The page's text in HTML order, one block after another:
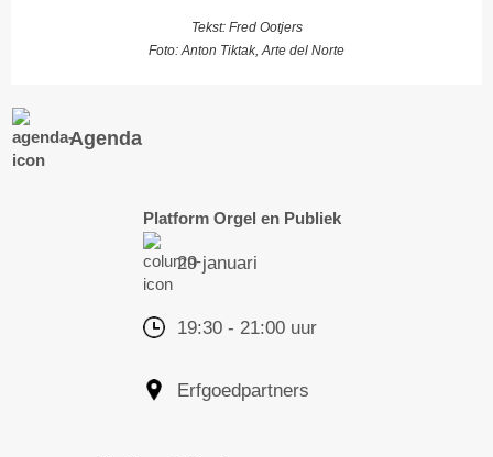
Tekst: Fred Ootjers
Foto: Anton Tiktak, Arte del Norte
Agenda
Platform Orgel en Publiek
29 januari
19:30 - 21:00 uur
Erfgoedpartners